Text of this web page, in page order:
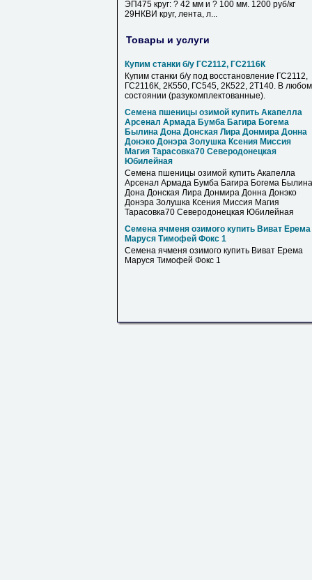
ЭП475 круг: ? 42 мм и ? 100 мм. 1200 руб/кг
29НКВИ круг, лента, л...
Товары и услуги
Купим станки б/у ГС2112, ГС2116К
Купим станки б/у под восстановление ГС2112,
ГС2116К, 2К550, ГС545, 2К522, 2Т140. В любом
состоянии (разукомплектованные).
Семена пшеницы озимой купить Акапелла
Арсенал Армада Бумба Багира Богема
Былина Дона Донская Лира Донмира Донна
Донэко Донэра Золушка Ксения Миссия
Магия Тарасовка70 Северодонецкая
Юбилейная
Семена пшеницы озимой купить Акапелла
Арсенал Армада Бумба Багира Богема Былина
Дона Донская Лира Донмира Донна Донэко
Донэра Золушка Ксения Миссия Магия
Тарасовка70 Северодонецкая Юбилейная
Семена ячменя озимого купить Виват Ерема
Маруся Тимофей Фокс 1
Семена ячменя озимого купить Виват Ерема
Маруся Тимофей Фокс 1